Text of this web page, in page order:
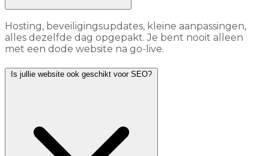
Hosting, beveiligingsupdates, kleine aanpassingen,
alles dezelfde dag opgepakt. Je bent nooit alleen
met een dode website na go-live.
Is jullie website ook geschikt voor SEO?